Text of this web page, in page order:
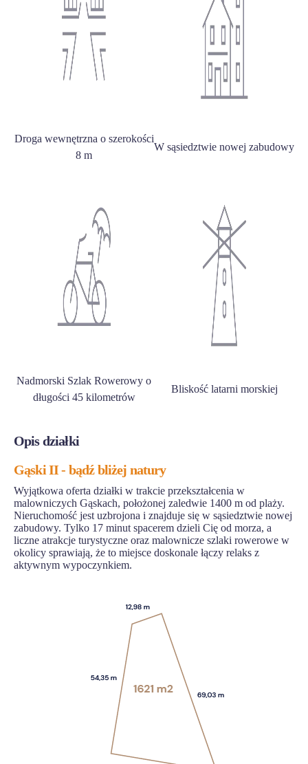
Droga wewnętrzna o szerokości
8 m
W sąsiedztwie nowej zabudowy
Nadmorski Szlak Rowerowy o
długości 45 kilometrów
Bliskość latarni morskiej
Opis działki
Gąski II - bądź bliżej natury
Wyjątkowa oferta działki w trakcie przekształcenia w
malowniczych Gąskach, położonej zaledwie 1400 m od plaży.
Nieruchomość jest uzbrojona i znajduje się w sąsiedztwie nowej
zabudowy. Tylko 17 minut spacerem dzieli Cię od morza, a
liczne atrakcje turystyczne oraz malownicze szlaki rowerowe w
okolicy sprawiają, że to miejsce doskonale łączy relaks z
aktywnym wypoczynkiem.